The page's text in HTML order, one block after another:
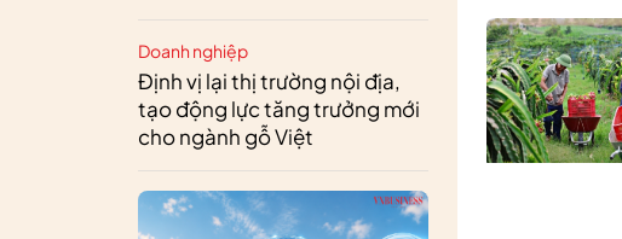
Doanh nghiệp
Định vị lại thị trường nội địa,
tạo động lực tăng trưởng mới
cho ngành gỗ Việt